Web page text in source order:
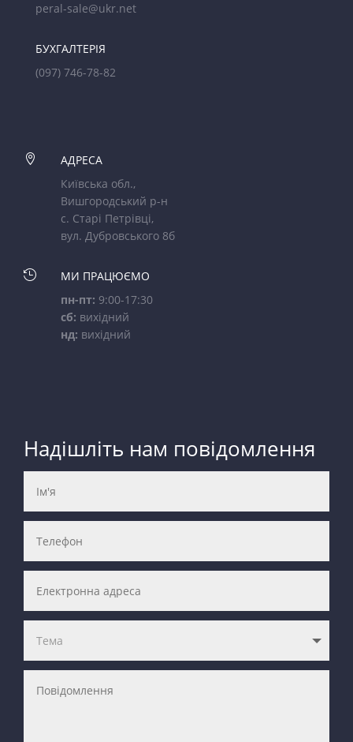
peral-sale@ukr.net
БУХГАЛТЕРІЯ
(097) 746-78-82

АДРЕСА
Київська обл.,
Вишгородський р-н
с. Старі Петрівці,
вул. Дубровського 8б

МИ ПРАЦЮЄМО
пн-пт: 9:00-17:30
сб: вихідний
нд: вихідний
Надішліть нам повідомлення